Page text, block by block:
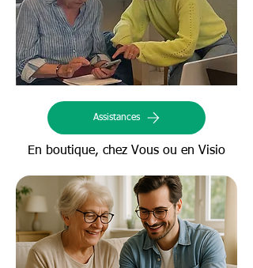
Assistances
En boutique, chez Vous ou en Visio